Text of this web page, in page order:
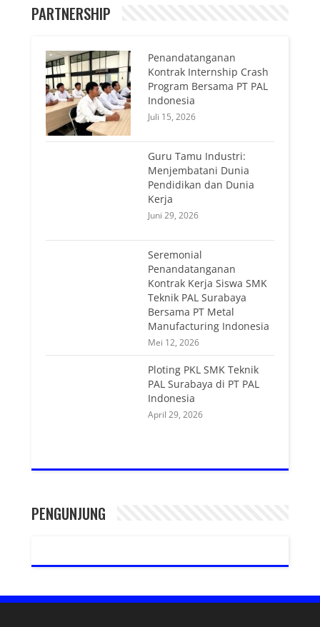
PARTNERSHIP
Penandatanganan
Kontrak Internship Crash
Program Bersama PT PAL
Indonesia
Juli 15, 2026
Guru Tamu Industri:
Menjembatani Dunia
Pendidikan dan Dunia
Kerja
Juni 29, 2026
Seremonial
Penandatanganan
Kontrak Kerja Siswa SMK
Teknik PAL Surabaya
Bersama PT Metal
Manufacturing Indonesia
Mei 12, 2026
Ploting PKL SMK Teknik
PAL Surabaya di PT PAL
Indonesia
April 29, 2026
PENGUNJUNG